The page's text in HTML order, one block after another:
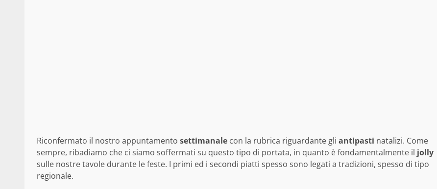
Riconfermato il nostro appuntamento settimanale con la rubrica riguardante gli antipasti natalizi. Come
sempre, ribadiamo che ci siamo soffermati su questo tipo di portata, in quanto è fondamentalmente il jolly
sulle nostre tavole durante le feste. I primi ed i secondi piatti spesso sono legati a tradizioni, spesso di tipo
regionale.